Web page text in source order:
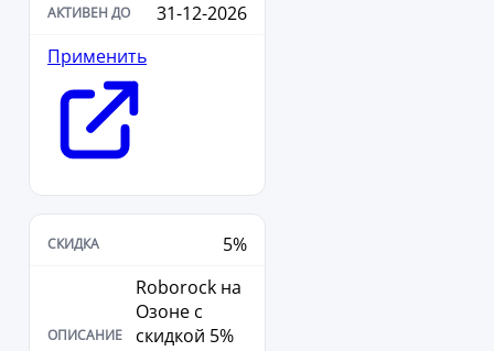
31-12-2026
Применить
5%
Roborock на
Озоне с
скидкой 5%